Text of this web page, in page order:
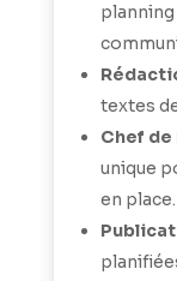
textes
Chef
unique
en place.